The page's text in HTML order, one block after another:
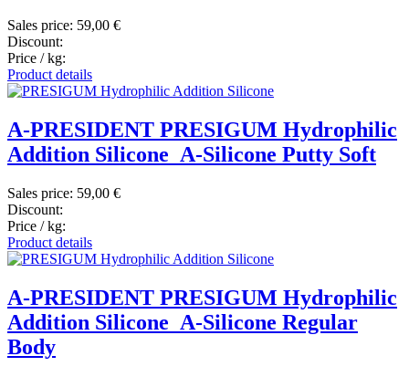
Sales price: 59,00 €
Discount:
Price / kg:
Product details
A-PRESIDENT PRESIGUM Hydrophilic
Addition Silicone_A-Silicone Putty Soft
Sales price: 59,00 €
Discount:
Price / kg:
Product details
A-PRESIDENT PRESIGUM Hydrophilic
Addition Silicone_A-Silicone Regular
Body